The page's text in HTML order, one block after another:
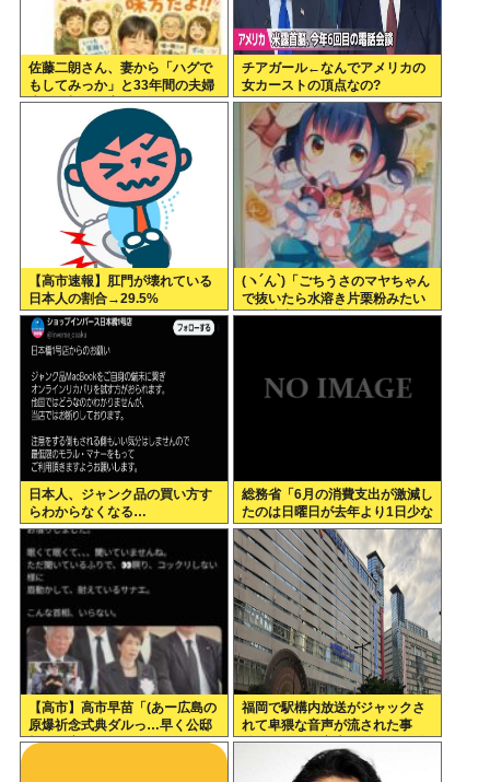
佐藤二朗さん、妻から「ハグで
もしてみっか」と33年間の夫婦
生活で初めて言われる
チアガール←なんでアメリカの
女カーストの頂点なの?
【高市速報】肛門が壊れている
日本人の割合→29.5%
(ヽ´ん`)「ごちうさのマヤちゃん
で抜いたら水溶き片栗粉みたい
な精液出てきて我ながらビビっ
日本人、ジャンク品の買い方す
らわからなくなる…
総務省「6月の消費支出が激減し
たのは日曜日が去年より1日少な
かったから」
【高市】高市早苗「(あー広島の
原爆祈念式典ダルっ…早く公邸
帰って寝たいわ…)」ウトウト
福岡で駅構内放送がジャックさ
れて卑猥な音声が流された事
件、やはり元音声は動ありの動